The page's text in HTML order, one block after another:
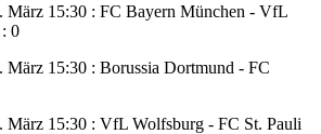
März 15:30 : FC Bayern München - VfL
0
März 15:30 : Borussia Dortmund - FC
März 15:30 : VfL Wolfsburg - FC St. Pauli